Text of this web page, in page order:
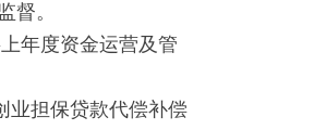
督。
年度资金运营及管
担保贷款代偿补偿